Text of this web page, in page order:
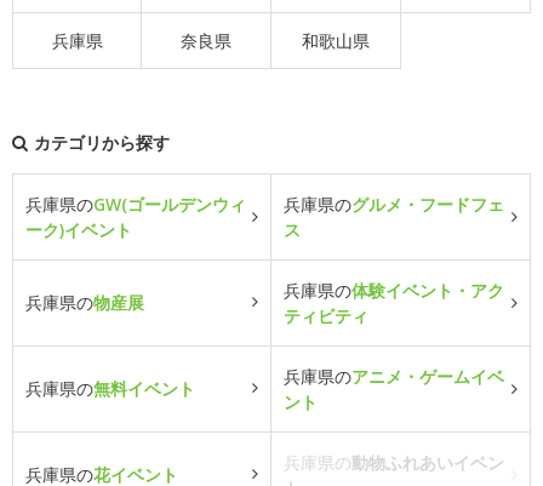
兵庫県 奈良県 和歌山県
カテゴリから探す
兵庫県のGW(ゴールデンウィ
ーク)イベント
兵庫県のグルメ・フードフェ
ス
兵庫県の物産展
兵庫県の体験イベント・アク
ティビティ
兵庫県の無料イベント
兵庫県のアニメ・ゲームイベ
ント
兵庫県の花イベント
兵庫県の動物ふれあいイベン